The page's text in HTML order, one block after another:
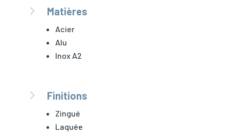
5 Matières
Acier
Alu
Inox A2
5 Finitions
Zingué
Laquée